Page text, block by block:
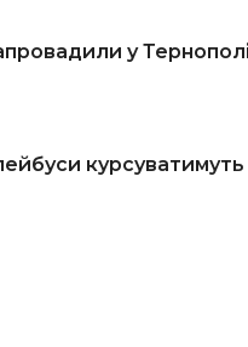
у Тернополі
курсуватимуть